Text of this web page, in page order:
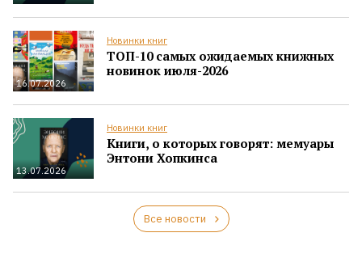
16.07.2026
Новинки книг
ТОП-10 самых ожидаемых книжных
новинок июля-2026
13.07.2026
Новинки книг
Книги, о которых говорят: мемуары
Энтони Хопкинса
Все новости